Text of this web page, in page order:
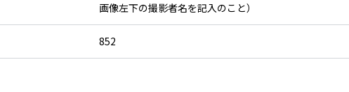
画像左下の撮影者名を記入のこと）
852